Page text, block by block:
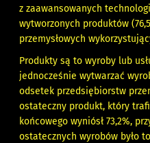
z zaawansowanych
wytworzonych produktów
przemysłowych
Produkty są to wyroby lub
jednocześnie wytwarzać
odsetek przedsiębiorstw
ostateczny produkt, który
końcowego wyniósł 73,2%,
ostatecznych wyrobów było